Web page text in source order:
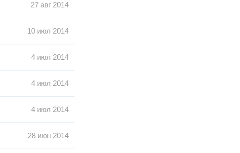
27 авг 2014
10 июл 2014
4 июл 2014
4 июл 2014
4 июл 2014
28 июн 2014